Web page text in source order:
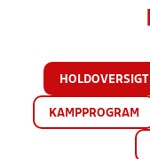
HOLDOVERSIGT
KAMPPROGRAM